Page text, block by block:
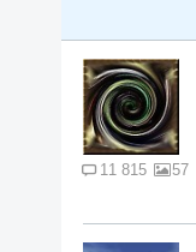
11 815 57